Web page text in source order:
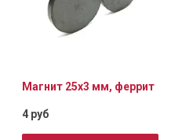
Магнит 25х3 мм, феррит
4 руб